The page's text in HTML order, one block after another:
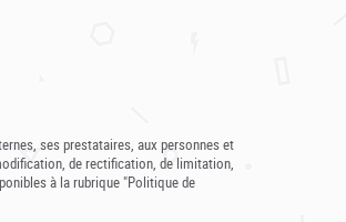
ses prestataires, aux personnes et
de rectification, de limitation,
à la rubrique "Politique de